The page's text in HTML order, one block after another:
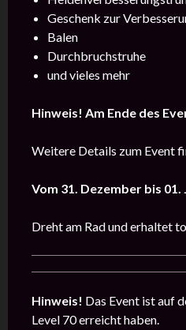
Geschenk zur
Balen
Durchbruchstruhe
und vieles mehr
Hinweis! Am Ende des
Weitere Details zum Event
Vom 31. Dezember bis
Dreht am Rad und erhaltet
Hinweis! Das Event ist auf
Level 70 erreicht haben.